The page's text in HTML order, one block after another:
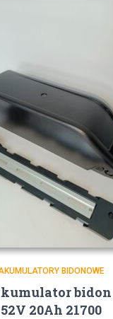
BIDONOWE
bidon
52V 20Ah 21700